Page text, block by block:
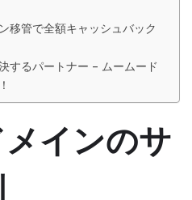
移管で全額キャッシュバック
するパートナー – ムームード
インのサ